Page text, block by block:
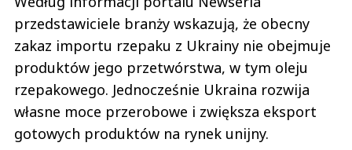
przedstawiciele branży wskazują, że obecny
zakaz importu rzepaku z Ukrainy nie obejmuje
produktów jego przetwórstwa, w tym oleju
rzepakowego. Jednocześnie Ukraina rozwija
własne moce przerobowe i zwiększa eksport
gotowych produktów na rynek unijny.